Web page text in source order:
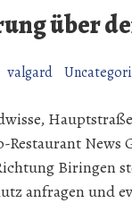
über
valgard
Restaurant News
Biringen
anfragen und